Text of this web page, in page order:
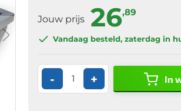
Jouw prijs 26,89
Vandaag besteld, zaterdag in
- + In